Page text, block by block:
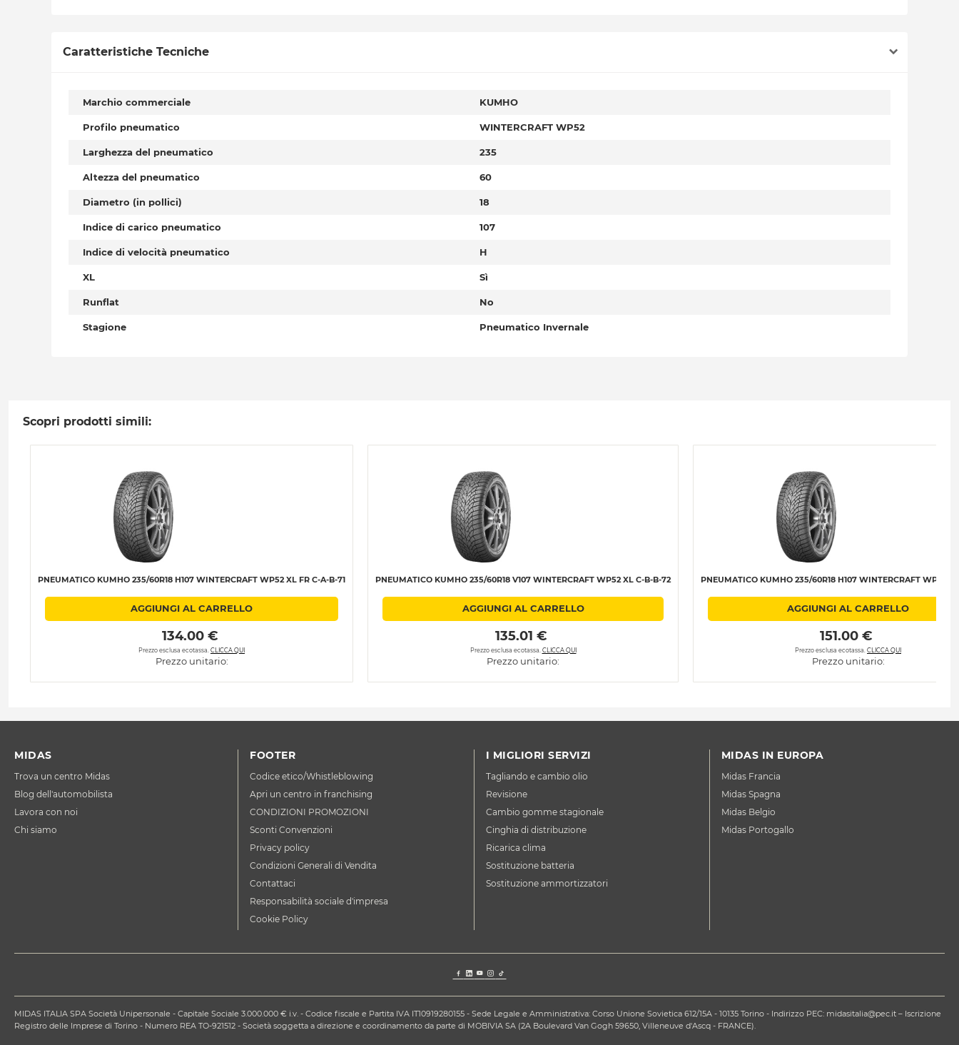
Caratteristiche Tecniche
Marchio commerciale KUMHO
Profilo pneumatico WINTERCRAFT WP52
Larghezza del pneumatico 235
Altezza del pneumatico 60
Diametro (in pollici) 18
Indice di carico pneumatico 107
Indice di velocità pneumatico H
XL Sì
Runflat No
Stagione Pneumatico Invernale
Scopri prodotti simili:
PNEUMATICO KUMHO 235/60R18 H107 WINTERCRAFT WP52 XL FR C-A-B-71
AGGIUNGI AL CARRELLO
134.00 €
Prezzo esclusa ecotassa. CLICCA QUI
Prezzo unitario:
PNEUMATICO KUMHO 235/60R18 V107 WINTERCRAFT WP52 XL C-B-B-72
AGGIUNGI AL CARRELLO
135.01 €
Prezzo esclusa ecotassa. CLICCA QUI
Prezzo unitario:
PNEUMATICO KUMHO 235/60R18 H107 WINTERCRAFT WP52
AGGIUNGI AL CARRELLO
151.00 €
Prezzo esclusa ecotassa. CLICCA QUI
Prezzo unitario:
MIDAS
Trova un centro Midas
Blog dell'automobilista
Lavora con noi
Chi siamo
FOOTER
Codice etico/Whistleblowing
Apri un centro in franchising
CONDIZIONI PROMOZIONI
Sconti Convenzioni
Privacy policy
Condizioni Generali di Vendita
Contattaci
Responsabilità sociale d'impresa
Cookie Policy
I MIGLIORI SERVIZI
Tagliando e cambio olio
Revisione
Cambio gomme stagionale
Cinghia di distribuzione
Ricarica clima
Sostituzione batteria
Sostituzione ammortizzatori
MIDAS IN EUROPA
Midas Francia
Midas Spagna
Midas Belgio
Midas Portogallo
MIDAS ITALIA SPA Società Unipersonale - Capitale Sociale 3.000.000 € i.v. - Codice fiscale e Partita IVA IT10919280155 - Sede Legale e Amministrativa: Corso Unione Sovietica 612/15A - 10135 Torino - Indirizzo PEC: midasitalia@pec.it – Iscrizione
Registro delle Imprese di Torino - Numero REA TO-921512 - Società soggetta a direzione e coordinamento da parte di MOBIVIA SA (2A Boulevard Van Gogh 59650, Villeneuve d'Ascq - FRANCE).